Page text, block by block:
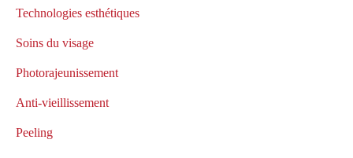
Technologies esthétiques
Soins du visage
Photorajeunissement
Anti-vieillissement
Peeling